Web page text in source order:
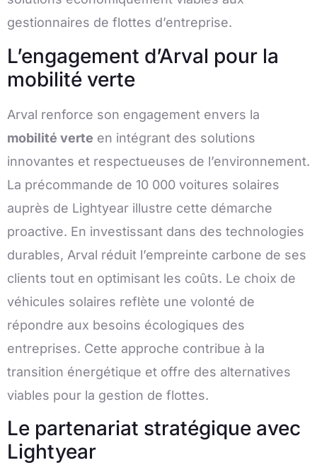
gestionnaires de flottes d’entreprise.
L’engagement d’Arval pour la
mobilité verte
Arval renforce son engagement envers la
mobilité verte en intégrant des solutions
innovantes et respectueuses de l’environnement.
La précommande de 10 000 voitures solaires
auprès de Lightyear illustre cette démarche
proactive. En investissant dans des technologies
durables, Arval réduit l’empreinte carbone de ses
clients tout en optimisant les coûts. Le choix de
véhicules solaires reflète une volonté de
répondre aux besoins écologiques des
entreprises. Cette approche contribue à la
transition énergétique et offre des alternatives
viables pour la gestion de flottes.
Le partenariat stratégique avec
Lightyear